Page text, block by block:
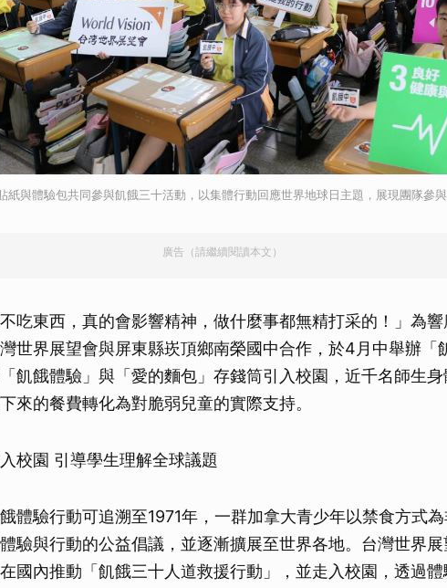
紙與體驗包共同參與飢餓三十活動，以集體行動回應世界地球日主題，展現團隊參與
廣告（請繼續閱讀本文）
不吃東西，真的會影響精神，做什麼事都無精打采的！」為
世界展望會與屏東縣崁頂鄉南榮國中合作，於4月中舉辦「
飢餓體驗」與「愛的麵包」存錢筒引入校園，近千名師生
來的餐費轉化為對脆弱兒童的實際支持。
校園 引導學生理解全球議題
體驗行動可追溯至1971年，一群加拿大青少年以禁食方式
驗與行動的公益倡議，並逐漸擴展至世界各地。台灣世界
國內推動「飢餓三十人道救援行動」，並走入校園，透過